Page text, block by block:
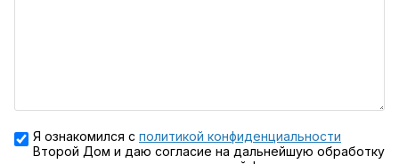
Я ознакомился с политикой конфиденциальности
Второй Дом и даю согласие на дальнейшую обработку